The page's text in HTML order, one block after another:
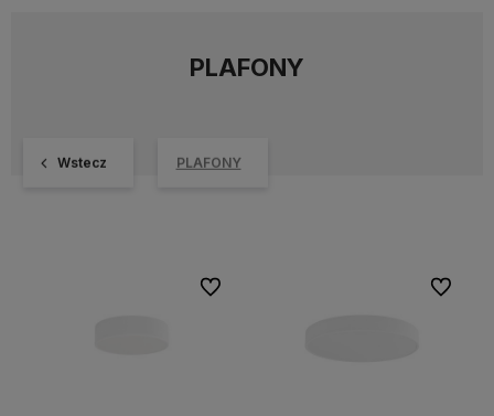
PLAFONY
Wstecz PLAFONY
Do ulubionych Do